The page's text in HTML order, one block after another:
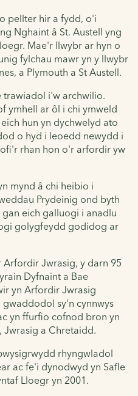
pellter hir a fydd, o'i
Nghaint â St. Austell yng
Mae'r llwybr ar hyn o
fylchau mawr yn y llwybr
a Plymouth a St Austell.
trawiadol i'w archwilio.
ymhell ar ôl i chi ymweld
hun yn dychwelyd ato
o hyd i leoedd newydd i
rhan hon o'r arfordir yw
mynd â chi heibio i
Prydeinig ond byth
eich galluogi i anadlu
golygfeydd godidog ar
Jwrasig, y darn 95
Dyfnaint a Bae
yn Arfordir Jwrasig
sy'n cynnwys
yn ffurfio cofnod bron yn
Jwrasig a Chretaidd.
rhyngwladol
ac fe'i dynodwyd yn Safle
Lloegr yn 2001.